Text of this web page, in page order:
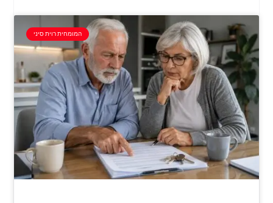
המומחית רוית סיני